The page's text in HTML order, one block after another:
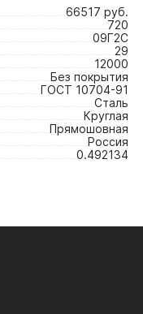
66517 руб.
720
09Г2С
29
12000
Без покрытия
ГОСТ 10704-91
Сталь
Круглая
Прямошовная
Россия
0.492134